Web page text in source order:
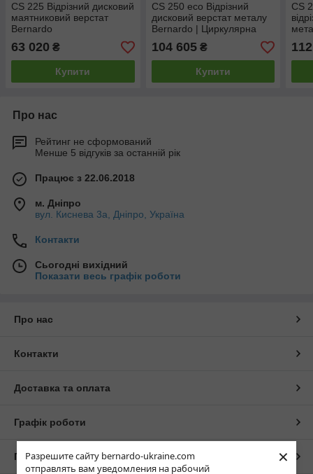
Разрешите сайту bernardo-ukraine.com
отправлять вам уведомления на рабочий
×
CS 225 Відрізний дисковий
маятниковий верстат
Bernardo
63 020 ₴
Купити
CS 250 eco Відрізний
дисковий верстат металу
Bernardo | Циркулярна
пилка по металу
104 605₴
Купити
CS
Про нас
Рейтинг не сформований
Менше 5 відгуків за останній рік
Працює з 22.06.2018
м. Дніпро
вул. Киснева 3а, Дніпро, Україна
Контакти
Сьогодні вихідний
Показати весь графік роботи
Про нас
Контакти
Доставка та оплата
Графік роботи
Повна версія сайту